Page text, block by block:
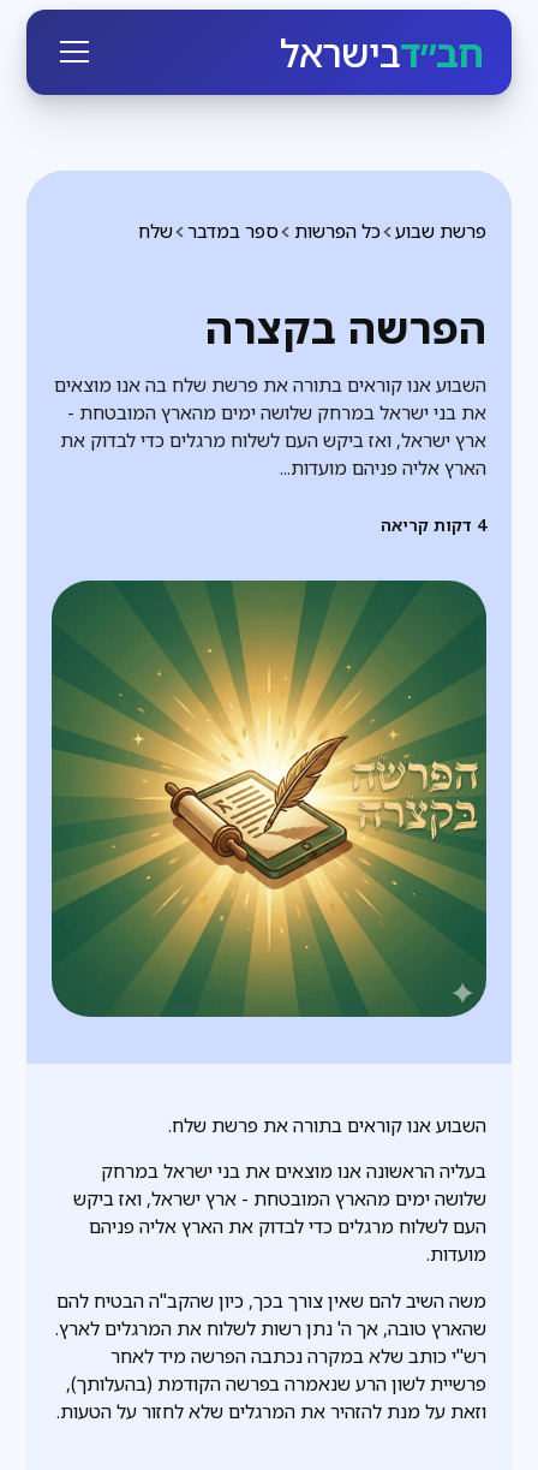
חב״דבישראל
שלח ספר במדבר כל הפרשות פרשת שבוע
הפרשה בקצרה
השבוע אנו קוראים בתורה את פרשת שלח בה אנו מוצאים
את בני ישראל במרחק שלושה ימים מהארץ המובטחת -
ארץ ישראל, ואז ביקש העם לשלוח מרגלים כדי לבדוק את
הארץ אליה פניהם מועדות...
4 דקות קריאה
השבוע אנו קוראים בתורה את פרשת שלח.
בעליה הראשונה אנו מוצאים את בני ישראל במרחק
שלושה ימים מהארץ המובטחת - ארץ ישראל, ואז ביקש
העם לשלוח מרגלים כדי לבדוק את הארץ אליה פניהם
מועדות.
משה השיב להם שאין צורך בכך, כיון שהקב"ה הבטיח להם
שהארץ טובה, אך ה' נתן רשות לשלוח את המרגלים לארץ.
רש"י כותב שלא במקרה נכתבה הפרשה מיד לאחר
פרשיית לשון הרע שנאמרה בפרשה הקודמת (בהעלותך),
וזאת על מנת להזהיר את המרגלים שלא לחזור על הטעות.